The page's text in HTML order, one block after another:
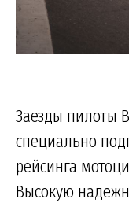
Заезды пилоты
специально
рейсинга
Высокую